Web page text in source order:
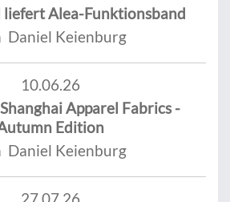
liefert Alea-Funktionsband
Daniel Keienburg
10.06.26
Apparel Fabrics -
Edition
Daniel Keienburg
27.07.26